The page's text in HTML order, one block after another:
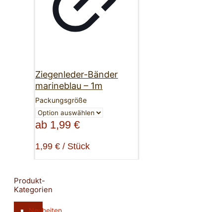
Ziegenleder-Bänder
marineblau – 1m
Packungsgröße
ab 1,99 €
1,99 € / Stück
Produkt-
Kategorien
Neuheiten